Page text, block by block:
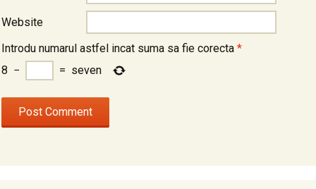
Website
Introdu numarul astfel incat suma sa fie corecta *
8 − = seven